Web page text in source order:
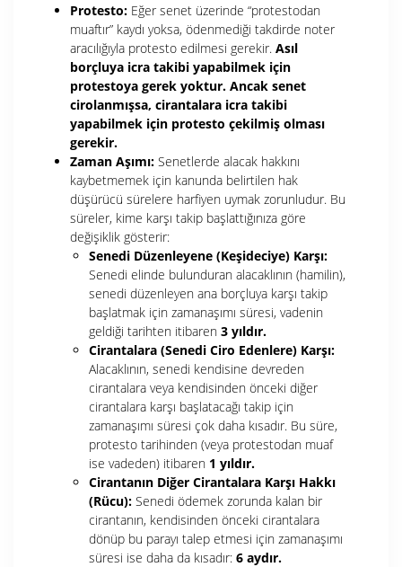
Protesto: Eğer senet üzerinde “protestodan
muaftır” kaydı yoksa, ödenmediği takdirde noter
aracılığıyla protesto edilmesi gerekir. Asıl
borçluya icra takibi yapabilmek için
protestoya gerek yoktur. Ancak senet
cirolanmışsa, cirantalara icra takibi
yapabilmek için protesto çekilmiş olması
gerekir.
Zaman Aşımı: Senetlerde alacak hakkını
kaybetmemek için kanunda belirtilen hak
düşürücü sürelere harfiyen uymak zorunludur. Bu
süreler, kime karşı takip başlattığınıza göre
değişiklik gösterir:
Senedi Düzenleyene (Keşideciye) Karşı:
Senedi elinde bulunduran alacaklının (hamilin),
senedi düzenleyen ana borçluya karşı takip
başlatmak için zamanaşımı süresi, vadenin
geldiği tarihten itibaren 3 yıldır.
Cirantalara (Senedi Ciro Edenlere) Karşı:
Alacaklının, senedi kendisine devreden
cirantalara veya kendisinden önceki diğer
cirantalara karşı başlatacağı takip için
zamanaşımı süresi çok daha kısadır. Bu süre,
protesto tarihinden (veya protestodan muaf
ise vadeden) itibaren 1 yıldır.
Cirantanın Diğer Cirantalara Karşı Hakkı
(Rücu): Senedi ödemek zorunda kalan bir
cirantanın, kendisinden önceki cirantalara
dönüp bu parayı talep etmesi için zamanaşımı
süresi ise daha da kısadır: 6 aydır.